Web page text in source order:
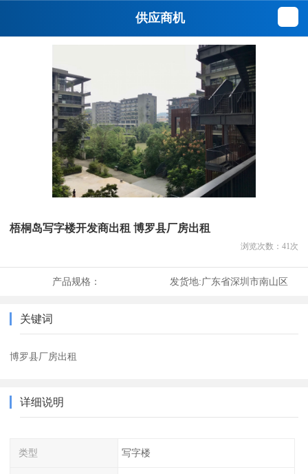
供应商机
梧桐岛写字楼开发商出租 博罗县厂房出租
浏览次数： 41 次
产品规格： 发货地:广东省深圳市南山区
关键词
博罗县厂房出租
详细说明
类型 写字楼